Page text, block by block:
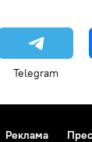
Telegram
Реклама